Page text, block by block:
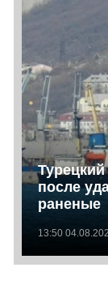
после
раненые
13:50